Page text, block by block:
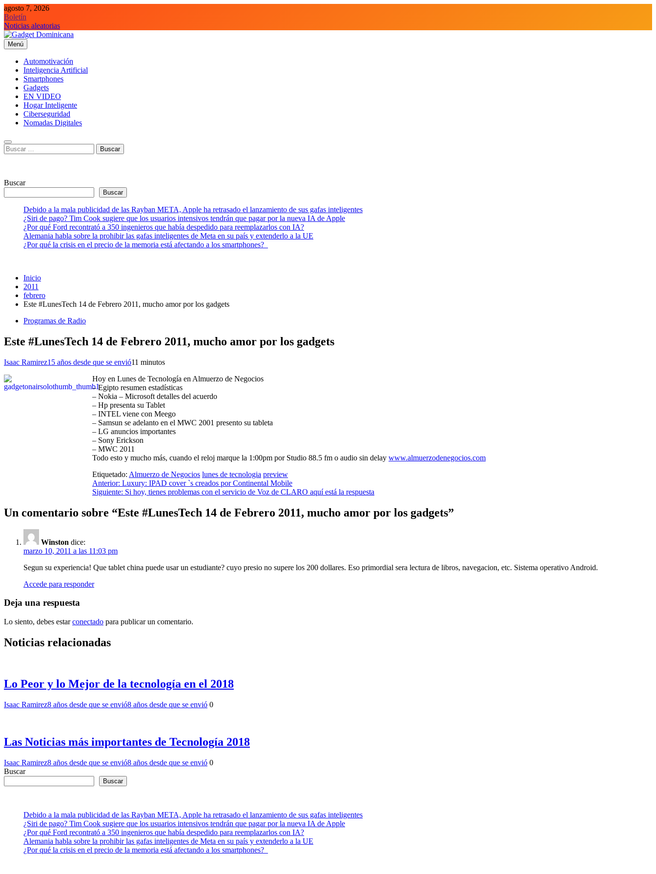
Saltar
al
contenido
agosto 7, 2026
Boletín
Noticias aleatorias
Gadget Dominicana
Gadgets, Autos y Tecnología de consumo
Menú
Automotivación
Inteligencia Artificial
Smartphones
Gadgets
EN VIDEO
Hogar Inteligente
Ciberseguridad
Nomadas Digitales
Buscar:
Buscar
Buscar
Debido a la mala publicidad de las Rayban META, Apple ha retrasado el lanzamiento de sus gafas inteligentes
¿Siri de pago? Tim Cook sugiere que los usuarios intensivos tendrán que pagar por la nueva IA de Apple
¿Por qué Ford recontrató a 350 ingenieros que había despedido para reemplazarlos con IA?
Alemania habla sobre la prohibir las gafas inteligentes de Meta en su país y extenderlo a la UE
¿Por qué la crisis en el precio de la memoria está afectando a los smartphones?
Inicio
2011
febrero
Este #LunesTech 14 de Febrero 2011, mucho amor por los gadgets
Programas de Radio
Este #LunesTech 14 de Febrero 2011, mucho amor por los gadgets
Isaac Ramirez15 años desde que se envió11 minutos
Hoy en Lunes de Tecnología en Almuerzo de Negocios
– Egipto resumen estadísticas
– Nokia – Microsoft detalles del acuerdo
– Hp presenta su Tablet
– INTEL viene con Meego
– Samsun se adelanto en el MWC 2001 presento su tableta
– LG anuncios importantes
– Sony Erickson
– MWC 2011
Todo esto y mucho más, cuando el reloj marque la 1:00pm por Studio 88.5 fm o audio sin delay www.almuerzodenegocios.com
Etiquetado: Almuerzo de Negocios lunes de tecnologia preview
entradas
Anterior: Luxury: IPAD cover `s creados por Continental Mobile
Siguiente: Si hoy, tienes problemas con el servicio de Voz de CLARO aquí está la respuesta
Un comentario sobre “Este #LunesTech 14 de Febrero 2011, mucho amor por los gadgets”
Winston dice:
marzo 10, 2011 a las 11:03 pm
Segun su experiencia! Que tablet china puede usar un estudiante? cuyo presio no supere los 200 dollares. Eso primordial sera lectura de libros, navegacion, etc. Sistema operativo Android.
Accede para responder
Deja una respuesta
Lo siento, debes estarconectado para publicar un comentario.
Noticias relacionadas
Lo Peor y lo Mejor de la tecnología en el 2018
Isaac Ramirez8 años desde que se envió8 años desde que se envió 0
Las Noticias más importantes de Tecnología 2018
Isaac Ramirez8 años desde que se envió8 años desde que se envió 0
Buscar
Buscar
Debido a la mala publicidad de las Rayban META, Apple ha retrasado el lanzamiento de sus gafas inteligentes
¿Siri de pago? Tim Cook sugiere que los usuarios intensivos tendrán que pagar por la nueva IA de Apple
¿Por qué Ford recontrató a 350 ingenieros que había despedido para reemplazarlos con IA?
Alemania habla sobre la prohibir las gafas inteligentes de Meta en su país y extenderlo a la UE
¿Por qué la crisis en el precio de la memoria está afectando a los smartphones?